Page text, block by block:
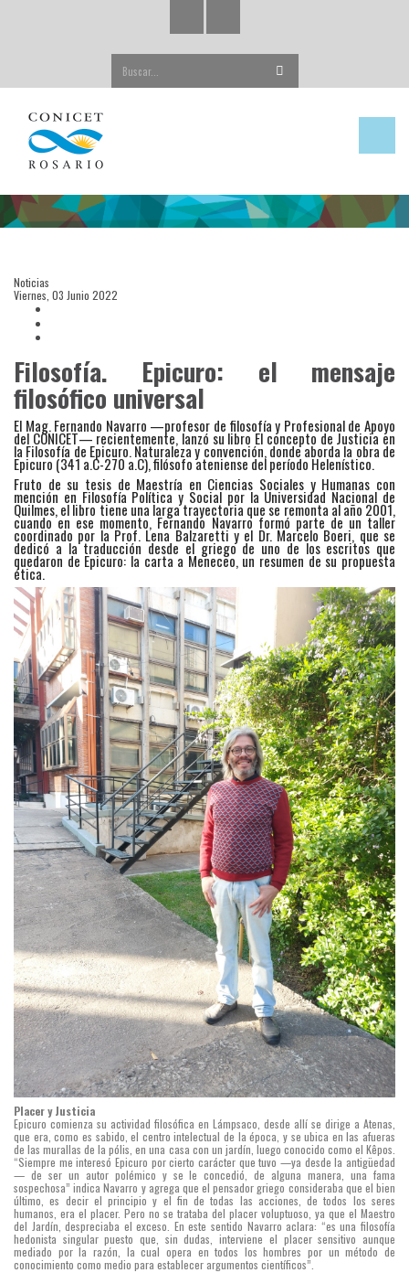
Noticias
Viernes, 03 Junio 2022
Filosofía. Epicuro: el mensaje
filosófico universal
El Mag. Fernando Navarro —profesor de filosofía y Profesional de Apoyo
del CONICET— recientemente, lanzó su libro El concepto de Justicia en
la Filosofía de Epicuro. Naturaleza y convención, donde aborda la obra de
Epicuro (341 a.C-270 a.C), filósofo ateniense del período Helenístico.
Fruto de su tesis de Maestría en Ciencias Sociales y Humanas con
mención en Filosofía Política y Social por la Universidad Nacional de
Quilmes, el libro tiene una larga trayectoria que se remonta al año 2001,
cuando en ese momento, Fernando Navarro formó parte de un taller
coordinado por la Prof. Lena Balzaretti y el Dr. Marcelo Boeri, que se
dedicó a la traducción desde el griego de uno de los escritos que
quedaron de Epicuro: la carta a Meneceo, un resumen de su propuesta
ética.
Placer y Justicia
Epicuro comienza su actividad filosófica en Lámpsaco, desde allí se dirige a Atenas,
que era, como es sabido, el centro intelectual de la época, y se ubica en las afueras
de las murallas de la pólis, en una casa con un jardín, luego conocido como el Kêpos.
“Siempre me interesó Epicuro por cierto carácter que tuvo —ya desde la antigüedad
— de ser un autor polémico y se le concedió, de alguna manera, una fama
sospechosa” indica Navarro y agrega que el pensador griego consideraba que el bien
último, es decir el principio y el fin de todas las acciones, de todos los seres
humanos, era el placer. Pero no se trataba del placer voluptuoso, ya que el Maestro
del Jardín, despreciaba el exceso. En este sentido Navarro aclara: “es una filosofía
hedonista singular puesto que, sin dudas, interviene el placer sensitivo aunque
mediado por la razón, la cual opera en todos los hombres por un método de
conocimiento como medio para establecer argumentos científicos”.